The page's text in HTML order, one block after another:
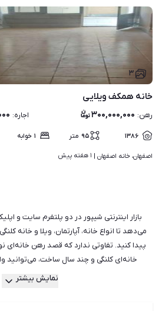
۳
خانه همکف ویلایی
رهن: ۳۰۰,۰۰۰,۰۰۰ اجاره:
۱۳۸۶ ۹۵ متر ۱ خوابه
اصفهان، خانه اصفهان | ۱ هفته پیش
بازار اینترنتی شیپور در دو پلتفرم سایت و
می‌دهد تا انواع خانه، آپارتمان، ویلا و خانه
پیدا کنید. تفاوتی ندارد که قصد رهن خانه‌ای
خانه‌ای کلنگی و چند سال ساخت، می‌توانید
جست‌وجو میان هزاران آگهی فعال،نمایش بیشتر